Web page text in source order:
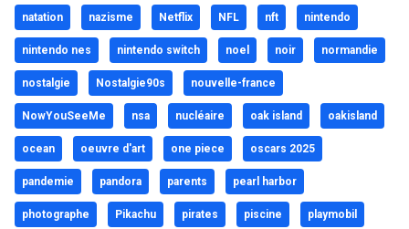
natation nazisme Netflix NFL nft nintendo
nintendo nes nintendo switch noel noir normandie
nostalgie Nostalgie90s nouvelle-france
NowYouSeeMe nsa nucléaire oak island oakisland
ocean oeuvre d'art one piece oscars 2025
pandemie pandora parents pearl harbor
photographe Pikachu pirates piscine playmobil